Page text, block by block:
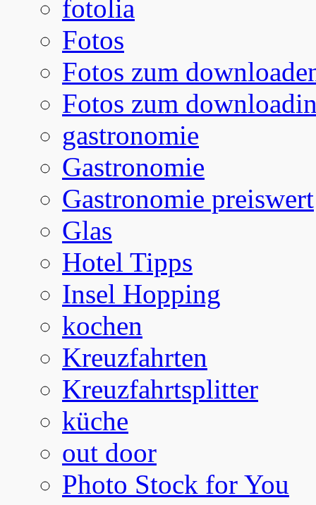
fotolia
Fotos
Fotos zum
Fotos zum
gastronomie
Gastronomie
Gastronomie preiswert
Glas
Hotel Tipps
Insel Hopping
kochen
Kreuzfahrten
Kreuzfahrtsplitter
küche
out door
Photo Stock for You